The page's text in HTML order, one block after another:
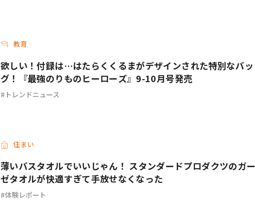
教育
欲しい！付録は…はたらくくるまがデザインされた特別なバッ
グ！『最強のりものヒーローズ』9-10月号発売
トレンドニュース
住まい
薄いバスタオルでいいじゃん！ スタンダードプロダクツのガー
ゼタオルが快適すぎて手放せなくなった
体験レポート